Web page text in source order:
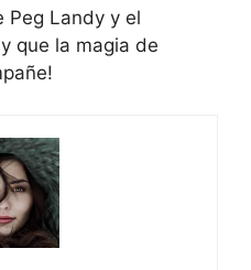
Peg Landy y el
que la magia de